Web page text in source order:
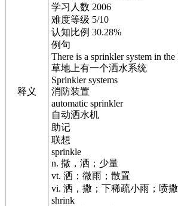
释义
学习人数 2006
难度等级 5/10
认知比例 30.28%
例句
There is a sprinkler system in the
草地上有一个洒水系统
Sprinkler systems
消防装置
automatic sprinkler
自动洒水机
助记
联想
sprinkle
n. 撒，洒；少量
vt. 洒；微雨；散置
vi. 洒，撒；下稀疏小雨；喷撒
shrink